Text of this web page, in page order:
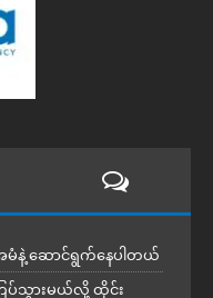
နဲ့ ဆောင်ရွက်နေပါတယ်
ပ်သွားမယ်လို့ ထိုင်း